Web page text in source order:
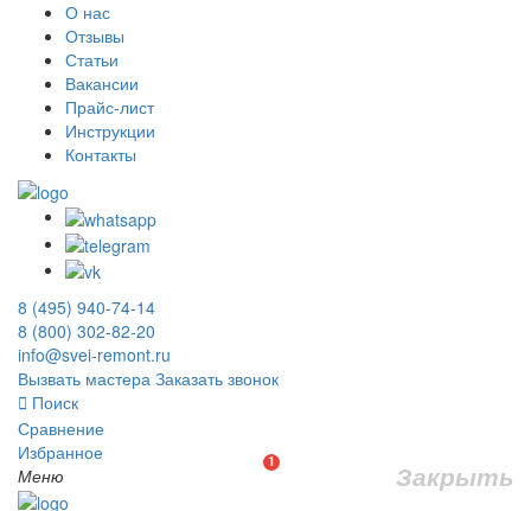
О нас
Отзывы
Статьи
Вакансии
Прайс-лист
Инструкции
Контакты
8 (495) 940-74-14
8 (800) 302-82-20
info@svei-remont.ru
Вызвать мастера Заказать звонок
Поиск
Сравнение
Избранное
1
Меню Закрыть